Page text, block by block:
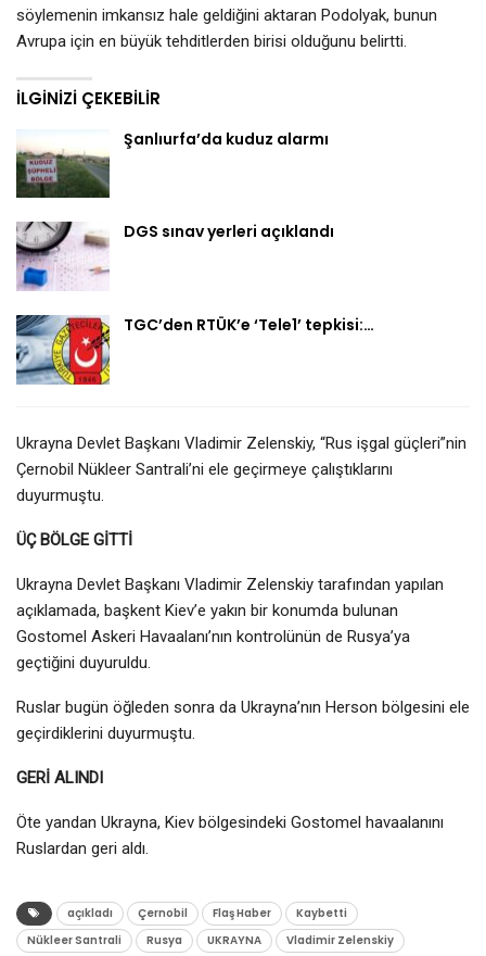
söylemenin imkansız hale geldiğini aktaran Podolyak, bunun
Avrupa için en büyük tehditlerden birisi olduğunu belirtti.
İLGINIZI ÇEKEBILIR
Şanlıurfa’da kuduz alarmı
DGS sınav yerleri açıklandı
TGC’den RTÜK’e ‘Tele1’ tepkisi:…
Ukrayna Devlet Başkanı Vladimir Zelenskiy, “Rus işgal güçleri”nin
Çernobil Nükleer Santrali’ni ele geçirmeye çalıştıklarını
duyurmuştu.
ÜÇ BÖLGE GİTTİ
Ukrayna Devlet Başkanı Vladimir Zelenskiy tarafından yapılan
açıklamada, başkent Kiev’e yakın bir konumda bulunan
Gostomel Askeri Havaalanı’nın kontrolünün de Rusya’ya
geçtiğini duyuruldu.
Ruslar bugün öğleden sonra da Ukrayna’nın Herson bölgesini ele
geçirdiklerini duyurmuştu.
GERİ ALINDI
Öte yandan Ukrayna, Kiev bölgesindeki Gostomel havaalanını
Ruslardan geri aldı.
açıkladı Çernobil Flaş Haber
Kaybetti
Nükleer Santrali
Rusya UKRAYNA Vladimir Zelenskiy